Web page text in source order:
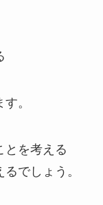
。
とを考える
でしょう。